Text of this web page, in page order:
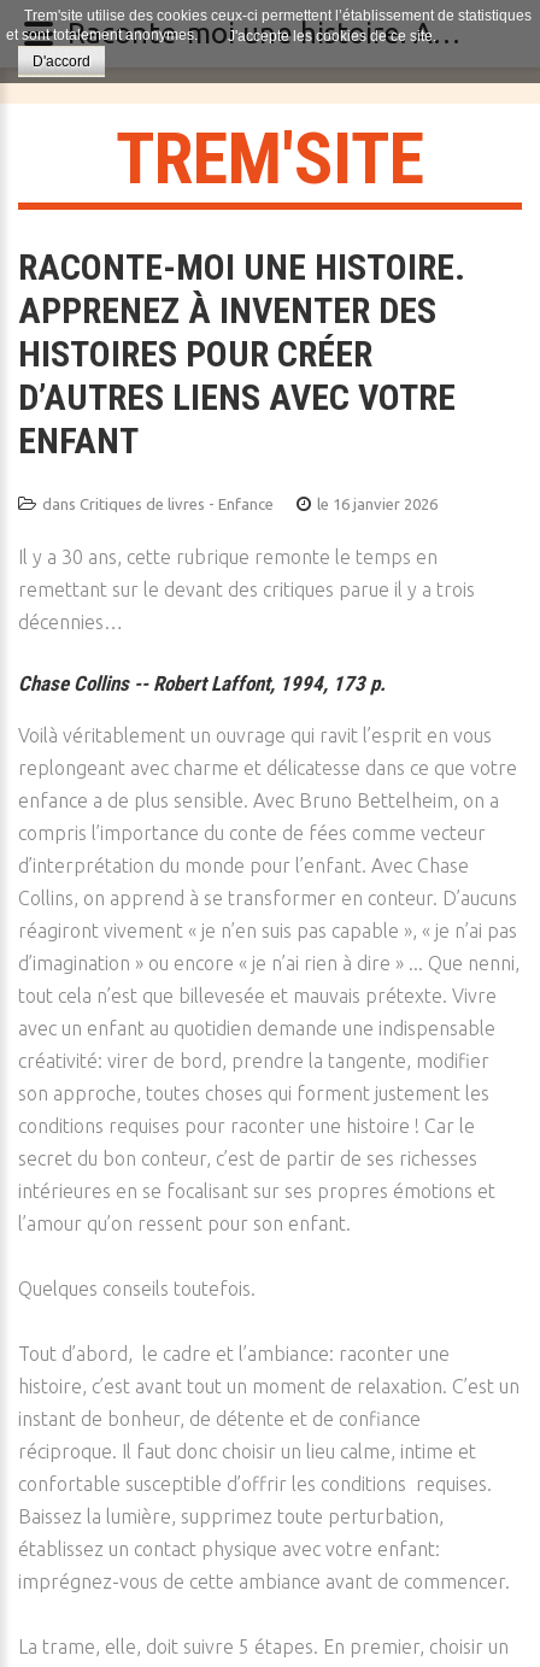
TREM'SITE
RACONTE-MOI UNE HISTOIRE.
APPRENEZ À INVENTER DES
HISTOIRES POUR CRÉER
D’AUTRES LIENS AVEC VOTRE
ENFANT
dans Critiques de livres - Enfance le 16 janvier 2026
Il y a 30 ans, cette rubrique remonte le temps en
remettant sur le devant des critiques parue il y a trois
décennies…
Chase Collins -- Robert Laffont, 1994, 173 p.
Voilà véritablement un ouvrage qui ravit l’esprit en vous
replongeant avec charme et délicatesse dans ce que votre
enfance a de plus sensible. Avec Bruno Bettelheim, on a
compris l’importance du conte de fées comme vecteur
d’interprétation du monde pour l’enfant. Avec Chase
Collins, on apprend à se transformer en conteur. D’aucuns
réagiront vivement « je n’en suis pas capable », « je n’ai pas
d’imagination » ou encore « je n’ai rien à dire » ... Que nenni,
tout cela n’est que billevesée et mauvais prétexte. Vivre
avec un enfant au quotidien demande une indispensable
créativité: virer de bord, prendre la tangente, modifier
son approche, toutes choses qui forment justement les
conditions requises pour raconter une histoire ! Car le
secret du bon conteur, c’est de partir de ses richesses
intérieures en se focalisant sur ses propres émotions et
l’amour qu’on ressent pour son enfant.
Quelques conseils toutefois.
Tout d’abord, le cadre et l’ambiance: raconter une
histoire, c’est avant tout un moment de relaxation. C’est un
instant de bonheur, de détente et de confiance
réciproque. Il faut donc choisir un lieu calme, intime et
confortable susceptible d’offrir les conditions requises.
Baissez la lumière, supprimez toute perturbation,
établissez un contact physique avec votre enfant:
imprégnez-vous de cette ambiance avant de commencer.
La trame, elle, doit suivre 5 étapes. En premier, choisir un
Trem'site utilise des cookies ceux-ci permettent l’établissement de statistiques
et sont totalement anonymes.
J'accepte les cookies de ce site.
D'accord
Raconte-moi une histoire. Apprenez à inventer des histoires pour créer d’autres liens avec votre enfant